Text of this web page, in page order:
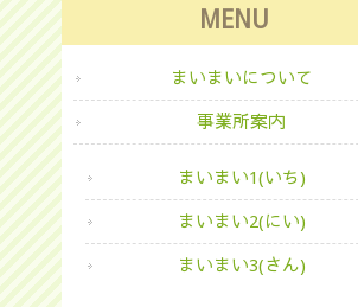
MENU
まいまいについて
事業所案内
まいまい1(いち)
まいまい2(にい)
まいまい3(さん)